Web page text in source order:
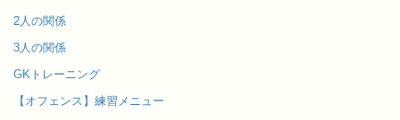
2人の関係
3人の関係
GKトレーニング
【オフェンス】練習メニュー